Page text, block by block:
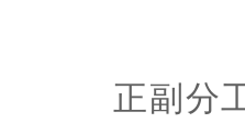
正副分